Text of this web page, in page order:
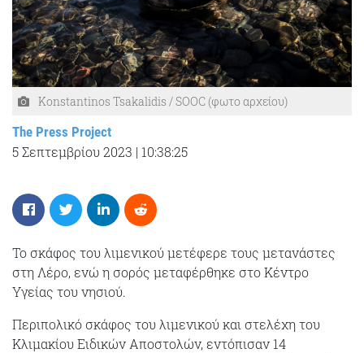
Konstantinos Tsakalidis / SOOC (φωτο αρχείου)
The Press Project
5 Σεπτεμβρίου 2023 | 10:38:25
Το σκάφος του λιμενικού μετέφερε τους μετανάστες
στη Λέρο, ενώ η σορός μεταφέρθηκε στο Κέντρο
Υγείας του νησιού.
Περιπολικό σκάφος του λιμενικού και στελέχη του
Κλιμακίου Ειδικών Αποστολών, εντόπισαν 14